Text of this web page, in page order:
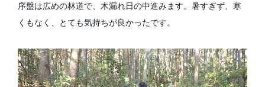
序盤は広めの林道で、木漏れ日の中進みます。暑すぎず、寒
くもなく、とても気持ちが良かったです。